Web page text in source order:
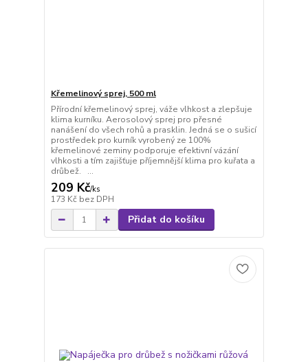
Křemelinový sprej, 500 ml
Přírodní křemelinový sprej, váže vlhkost a zlepšuje
klima kurníku. Aerosolový sprej pro přesné
nanášení do všech rohů a prasklin. Jedná se o sušicí
prostředek pro kurník vyrobený ze 100%
křemelinové zeminy podporuje efektivní vázání
vlhkosti a tím zajišťuje příjemnější klima pro kuřata a
drůbež. ...
209 Kč/ks
173 Kč bez DPH
Přidat do košíku